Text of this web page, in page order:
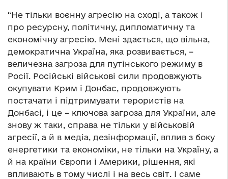
“Не тільки воєнну агресію на сході, а також і
про ресурсну, політичну, дипломатичну та
економічну агресію. Мені здається, що вільна,
демократична Україна, яка розвивається, –
величезна загроза для путінського режиму в
Росії. Російські військові сили продовжують
окупувати Крим і Донбас, продовжують
постачати і підтримувати терористів на
Донбасі, і це – ключова загроза для України, але
знову ж таки, справа не тільки у військовій
агресії, а й в медіа, дезінформації, вплив з боку
енергетики та економіки, не тільки на Україну, а
й на країни Європи і Америки, рішення, які
впливають в тому числі і на весь світ. І саме